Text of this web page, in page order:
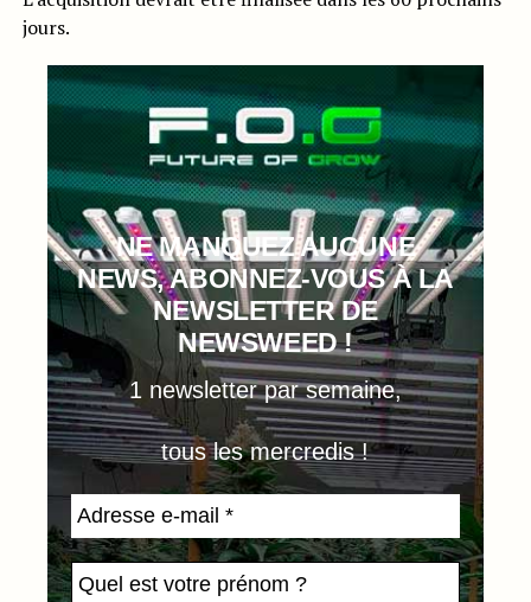
jours.
NE MANQUEZ AUCUNE
NEWS, ABONNEZ-VOUS À LA
NEWSLETTER DE
NEWSWEED !
1 newsletter par semaine,
tous les mercredis !